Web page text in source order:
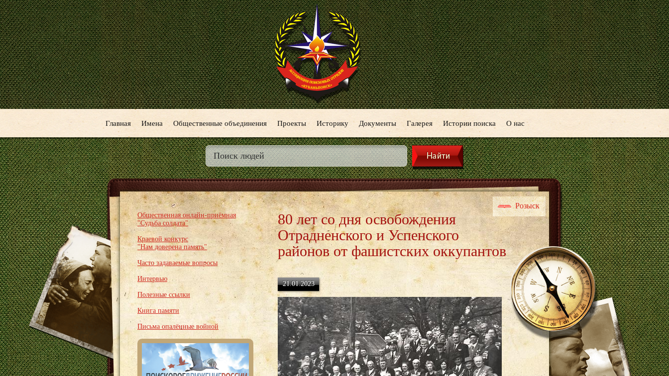
Главная Имена Общественные объединения Проекты Историку Документы Галерея Истории поиска О нас
Общественная онлайн-приёмная
"Судьба солдата"
Краевой конкурс
"Нам доверена память"
Часто задаваемые вопросы
Интервью
Полезные ссылки
Книга памяти
Письма опалённые войной
Розыск
80 лет со дня освобождения
Отрадненского и Успенского
районов от фашистских оккупантов
21.01.2023